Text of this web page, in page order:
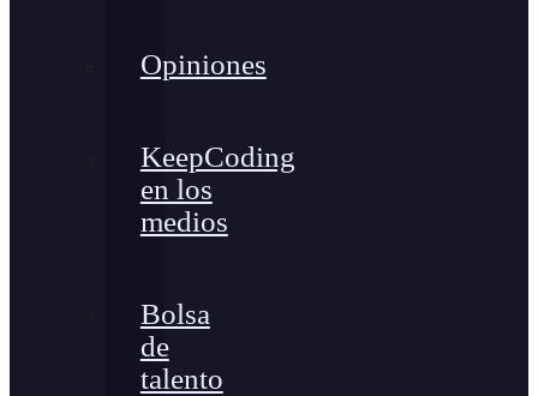
Opiniones
KeepCoding
en los
medios
Bolsa
de
talento